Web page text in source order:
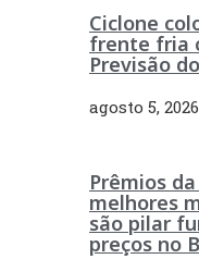
Ciclone
frente fria
Previsão
agosto 5, 2026
Prêmios
melhores
são pilar
preços no